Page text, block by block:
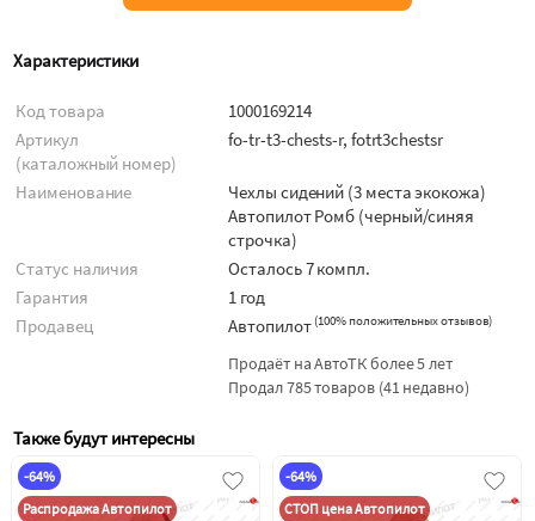
Характеристики
Код товара
1000169214
Артикул
(каталожный номер)
fo-tr-t3-chests-r, fotrt3chestsr
Наименование
Чехлы сидений (3 места экокожа)
Автопилот Ромб (черный/синяя
строчка)
Статус наличия
Осталось 7 компл.
Гарантия
1 год
Продавец
Автопилот (100% положительных отзывов)
Продаёт на АвтоТК более 5 лет
Продал 785 товаров (41 недавно)
Также будут интересны
-64%
Распродажа Автопилот
-64%
СТОП цена Автопилот